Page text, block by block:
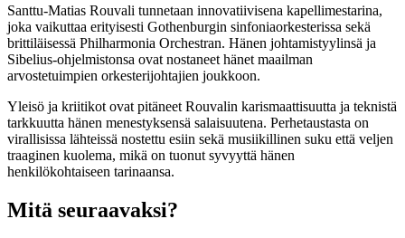
Santtu-Matias Rouvali tunnetaan innovatiivisena kapellimestarina,
joka vaikuttaa erityisesti Gothenburgin sinfoniaorkesterissa sekä
brittiläisessä Philharmonia Orchestran. Hänen johtamistyylinsä ja
Sibelius-ohjelmistonsa ovat nostaneet hänet maailman
arvostetuimpien orkesterijohtajien joukkoon.
Yleisö ja kriitikot ovat pitäneet Rouvalin karismaattisuutta ja teknistä
tarkkuutta hänen menestyksensä salaisuutena. Perhetaustasta on
virallisissa lähteissä nostettu esiin sekä musiikillinen suku että veljen
traaginen kuolema, mikä on tuonut syvyyttä hänen
henkilökohtaiseen tarinaansa.
Mitä seuraavaksi?